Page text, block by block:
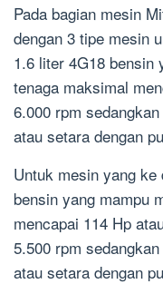
Pada bagian mesin
dengan 3 tipe mesin
1.6 liter 4G18 bensin
tenaga maksimal
6.000 rpm
atau setara dengan
Untuk mesin yang
bensin yang mampu
mencapai 114 Hp
5.500 rpm
atau setara dengan